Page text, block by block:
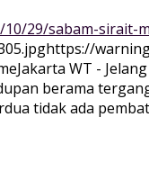
29/sabam-
https://
Jakarta WT -
berama
tidak ada